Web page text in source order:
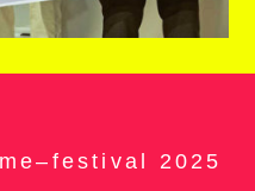
2025